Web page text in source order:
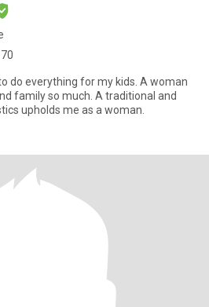
do everything for my kids. A woman
family so much. A traditional and
modern filipina characteristics upholds me as a woman.